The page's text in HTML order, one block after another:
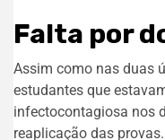
Falta por
Assim como nas duas
estudantes que
infectocontagiosa nos
reaplicação das provas.